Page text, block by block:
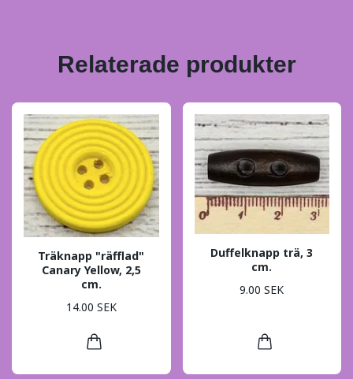
Relaterade produkter
Träknapp "räfflad"
Canary Yellow, 2,5
cm.
14.00 SEK
Duffelknapp trä, 3
cm.
9.00 SEK